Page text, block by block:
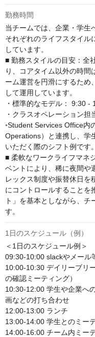
勤務時間
当チームでは、企業・学生
それぞれのライフスタイル
しています。
■ 勤務スタイルの目安：全
り、コアタイム以外の時間
ーム運営を円滑にするため
して運用しています。
・標準的なモデル： 9:30 -
・クラスオペレーション担
◦Student Services Office内
Operations）と連携し、学
いただく際のシフト例です。
■ 柔軟なワークライフマネ
ベントにより、稀に夜間や
レックス制度や振替休日を
にコントロールすることを
ト」を基本としながら、
す。
1日のスケジュール（例）
＜1日のスケジュール例＞
09:30-10:00 slackやメール
10:00-10:30 デイリーブリ
の確認ミーティング）
10:30-12:00 学生や企業へ
画などの打ち合わせ
12:00-13:00 ランチ
13:00-14:00 学生とのミー
14:00-16:00 チーム内ミー